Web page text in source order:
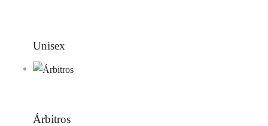
Unisex
Árbitros